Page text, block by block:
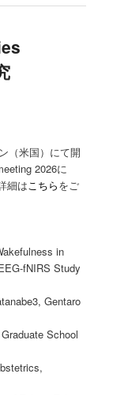
（米国）にて開
2026に
細はこちらをご
in
fNIRS Study
Gentaro
School